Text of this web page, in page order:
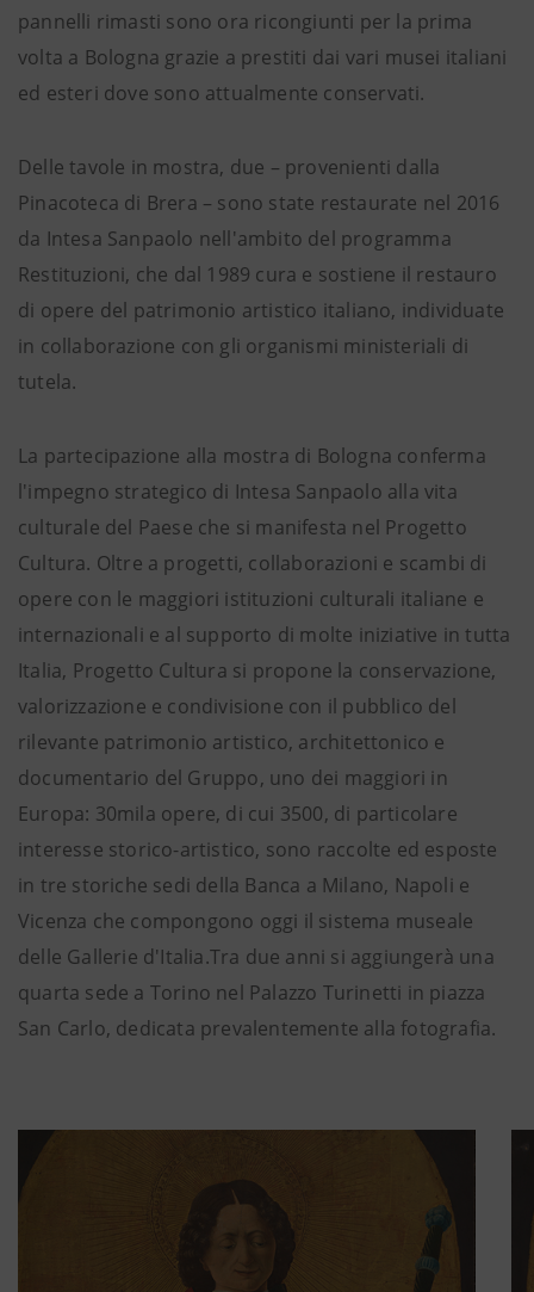
pannelli rimasti sono ora ricongiunti per la prima
volta a Bologna grazie a prestiti dai vari musei italiani
ed esteri dove sono attualmente conservati.
Delle tavole in mostra, due – provenienti dalla
Pinacoteca di Brera – sono state restaurate nel 2016
da Intesa Sanpaolo nell'ambito del programma
Restituzioni, che dal 1989 cura e sostiene il restauro
di opere del patrimonio artistico italiano, individuate
in collaborazione con gli organismi ministeriali di
tutela.
La partecipazione alla mostra di Bologna conferma
l'impegno strategico di Intesa Sanpaolo alla vita
culturale del Paese che si manifesta nel Progetto
Cultura. Oltre a progetti, collaborazioni e scambi di
opere con le maggiori istituzioni culturali italiane e
internazionali e al supporto di molte iniziative in tutta
Italia, Progetto Cultura si propone la conservazione,
valorizzazione e condivisione con il pubblico del
rilevante patrimonio artistico, architettonico e
documentario del Gruppo, uno dei maggiori in
Europa: 30mila opere, di cui 3500, di particolare
interesse storico-artistico, sono raccolte ed esposte
in tre storiche sedi della Banca a Milano, Napoli e
Vicenza che compongono oggi il sistema museale
delle Gallerie d'Italia.Tra due anni si aggiungerà una
quarta sede a Torino nel Palazzo Turinetti in piazza
San Carlo, dedicata prevalentemente alla fotografia.